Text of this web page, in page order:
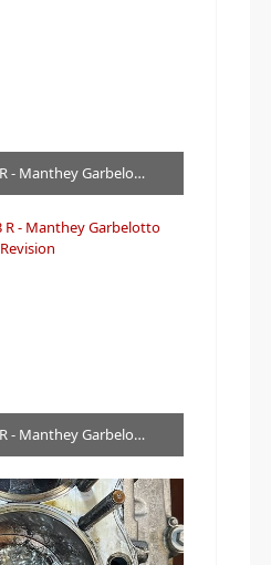
Porsche 991.1 GT3 R - Manthey Garbelotto Motor und Getriebe Revision
24. Juni 2026
Porsche 991.1 GT3 R - Manthey Garbelotto Motor und Getriebe Revision
24. Juni 2026